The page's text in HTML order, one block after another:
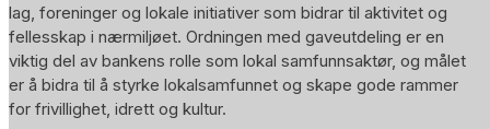
lag, foreninger og lokale initiativer som bidrar til aktivitet og
fellesskap i nærmiljøet. Ordningen med gaveutdeling er en
viktig del av bankens rolle som lokal samfunnsaktør, og målet
er å bidra til å styrke lokalsamfunnet og skape gode rammer
for frivillighet, idrett og kultur.